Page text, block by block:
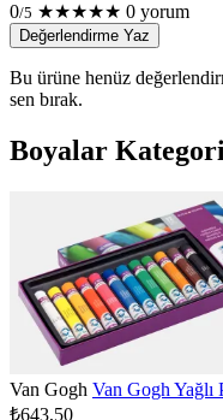
0/5 ★★★★★ 0 yorum
Değerlendirme Yaz
Bu ürüne henüz
sen bırak.
Boyalar
Van Gogh Van Gogh Yağlı
₺643,50